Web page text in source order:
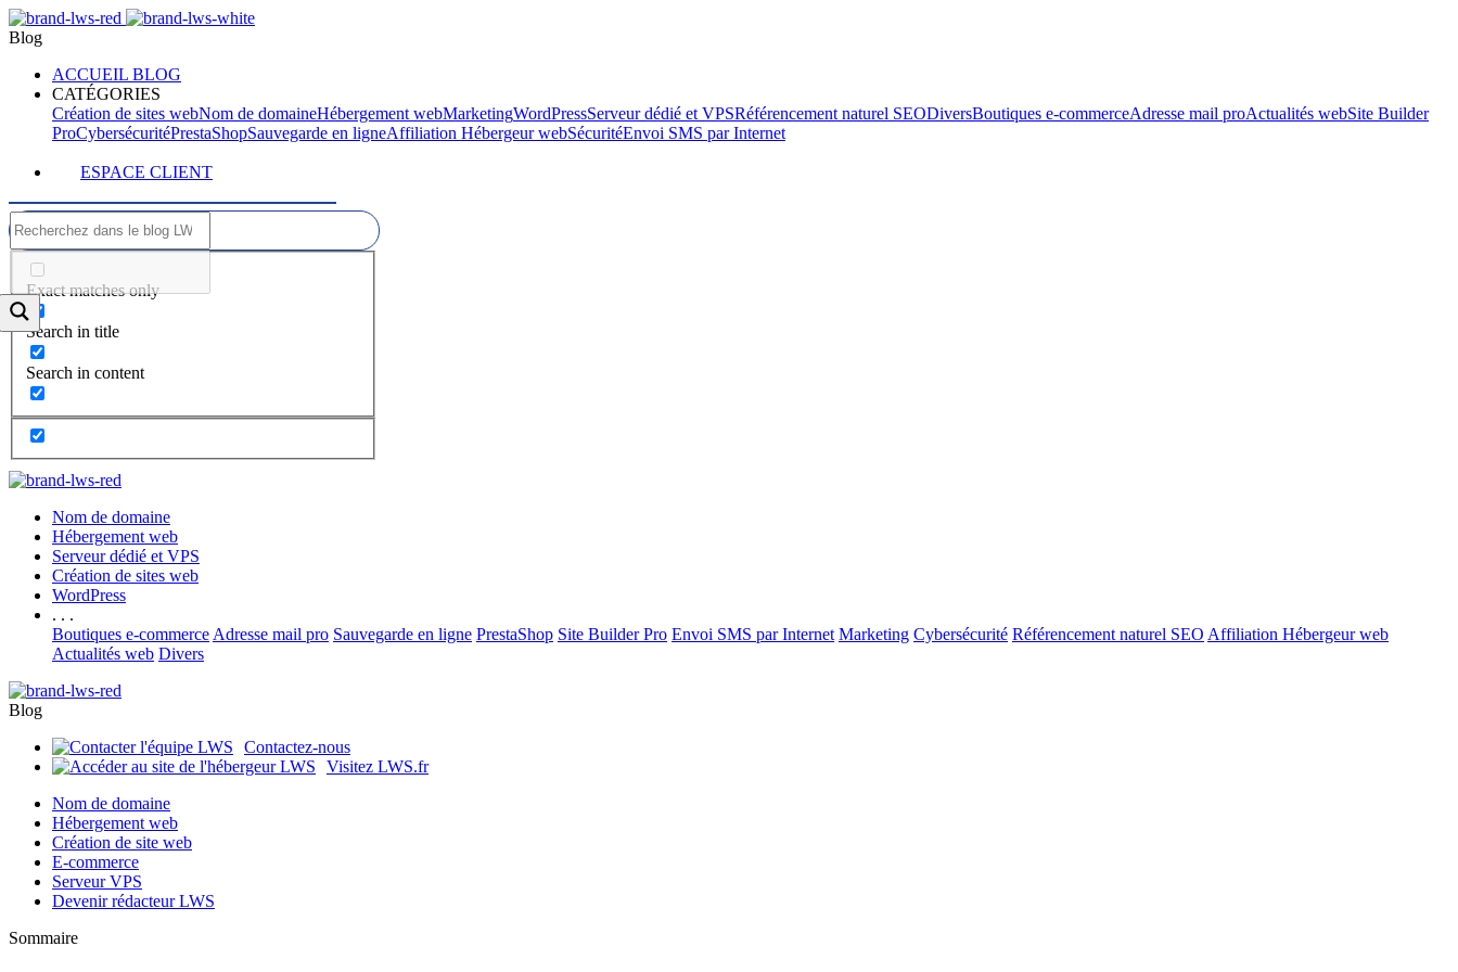
Blog
ACCUEIL BLOG
CATÉGORIES
Création de sites webNom de domaineHébergement webMarketingWordPressServeur dédié et VPSRéférencement naturel SEODiversBoutiques e-commerceAdresse mail proActualités webSite Builder
ProCybersécuritéPrestaShopSauvegarde en ligneAffiliation Hébergeur webSécuritéEnvoi SMS par Internet
ESPACE CLIENT
Exact matches only
Search in title
Search in content
Nom de domaine
Hébergement web
Serveur dédié et VPS
Création de sites web
WordPress
. . .
Boutiques e-commerce Adresse mail pro Sauvegarde en ligne PrestaShop Site Builder Pro Envoi SMS par Internet Marketing Cybersécurité Référencement naturel SEO Affiliation Hébergeur web
Actualités web Divers
Blog
Contactez-nous
Visitez LWS.fr
Nom de domaine
Hébergement web
Création de site web
E-commerce
Serveur VPS
Devenir rédacteur LWS
Sommaire